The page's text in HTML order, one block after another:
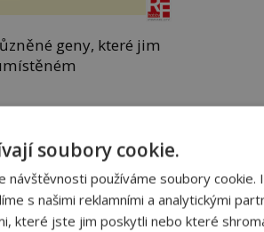
geny, které jim
soubory cookie.
návštěvnosti používáme soubory cookie.
s našimi reklamními a analytickými
které jste jim poskytli nebo které